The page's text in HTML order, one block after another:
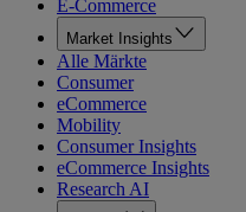
E-Commerce
Market Insights
Alle Märkte
Consumer
eCommerce
Mobility
Consumer Insights
eCommerce Insights
Research AI